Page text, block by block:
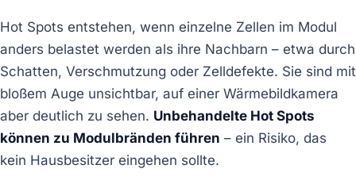
Hot Spots entstehen, wenn einzelne Zellen im Modul
anders belastet werden als ihre Nachbarn – etwa durch
Schatten, Verschmutzung oder Zelldefekte. Sie sind mit
bloßem Auge unsichtbar, auf einer Wärmebildkamera
aber deutlich zu sehen. Unbehandelte Hot Spots
können zu Modulbränden führen – ein Risiko, das
kein Hausbesitzer eingehen sollte.